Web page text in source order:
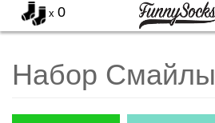
x 0
Набор Смайлы